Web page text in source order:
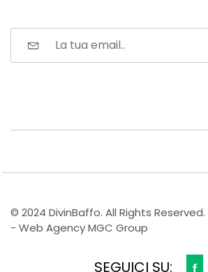
© 2024 DivinBaffo. All Rights Reserved.
- Web Agency MGC Group
SEGUICI SU: